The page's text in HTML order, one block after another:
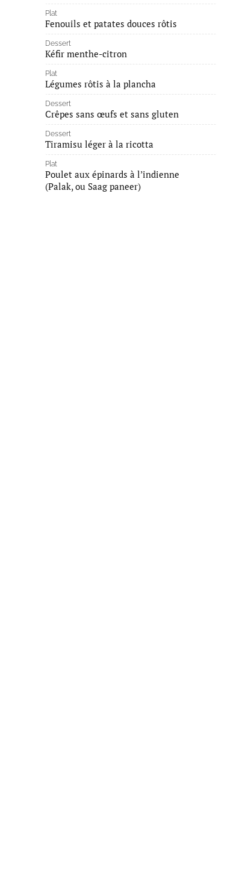
Plat
Fenouils et patates douces rôtis
Dessert
Kéfir menthe-citron
Plat
Légumes rôtis à la plancha
Dessert
Crêpes sans œufs et sans gluten
Dessert
Tiramisu léger à la ricotta
Plat
Poulet aux épinards à l’indienne
(Palak, ou Saag paneer)